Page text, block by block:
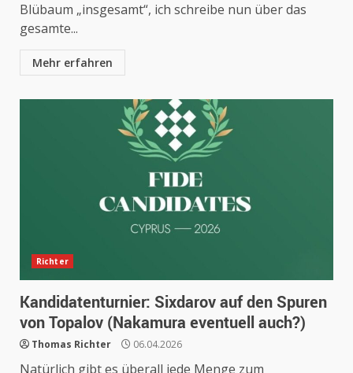
Blübaum „insgesamt“, ich schreibe nun über das
gesamte...
Mehr erfahren
Richter
Kandidatenturnier: Sixdarov auf den Spuren
von Topalov (Nakamura eventuell auch?)
Thomas Richter 06.04.2026
Natürlich gibt es überall jede Menge zum